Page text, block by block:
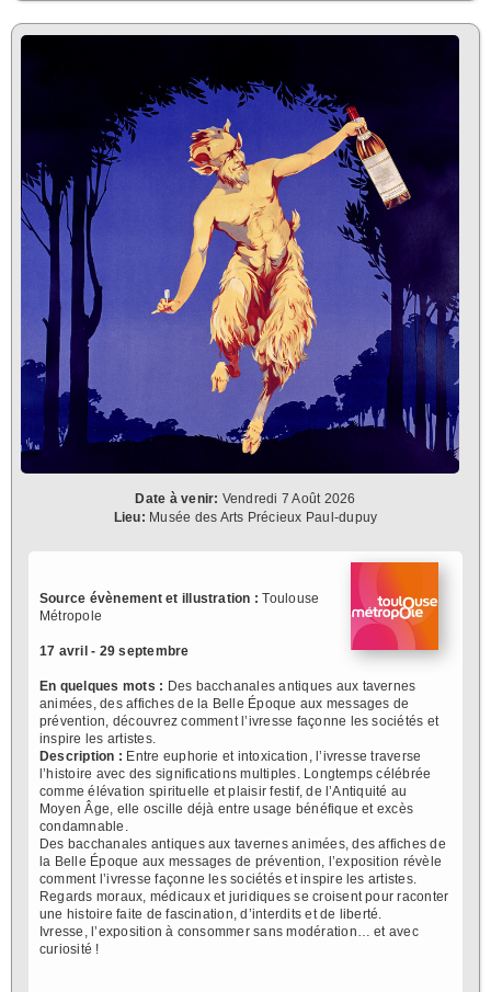
Date à venir: Vendredi 7 Août 2026
Lieu: Musée des Arts Précieux Paul-dupuy
Source évènement et illustration : Toulouse
Métropole
17 avril - 29 septembre
En quelques mots : Des bacchanales antiques aux tavernes
animées, des affiches de la Belle Époque aux messages de
prévention, découvrez comment l’ivresse façonne les sociétés et
inspire les artistes.
Description : Entre euphorie et intoxication, l’ivresse traverse
l’histoire avec des significations multiples. Longtemps célébrée
comme élévation spirituelle et plaisir festif, de l’Antiquité au
Moyen Âge, elle oscille déjà entre usage bénéfique et excès
condamnable.
Des bacchanales antiques aux tavernes animées, des affiches de
la Belle Époque aux messages de prévention, l’exposition révèle
comment l’ivresse façonne les sociétés et inspire les artistes.
Regards moraux, médicaux et juridiques se croisent pour raconter
une histoire faite de fascination, d’interdits et de liberté.
Ivresse, l’exposition à consommer sans modération… et avec
curiosité !